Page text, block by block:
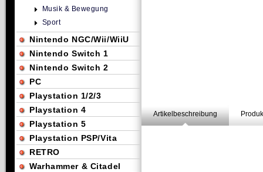
Artikelbeschreibung
Musik & Bewegung
Sport
Nintendo NGC/Wii/WiiU
Nintendo Switch 1
Nintendo Switch 2
PC
Playstation 1/2/3
Playstation 4
Playstation 5
Playstation PSP/Vita
RETRO
Warhammer & Citadel